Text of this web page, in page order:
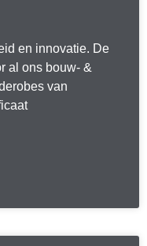
en innovatie. De
al ons bouw- &
van